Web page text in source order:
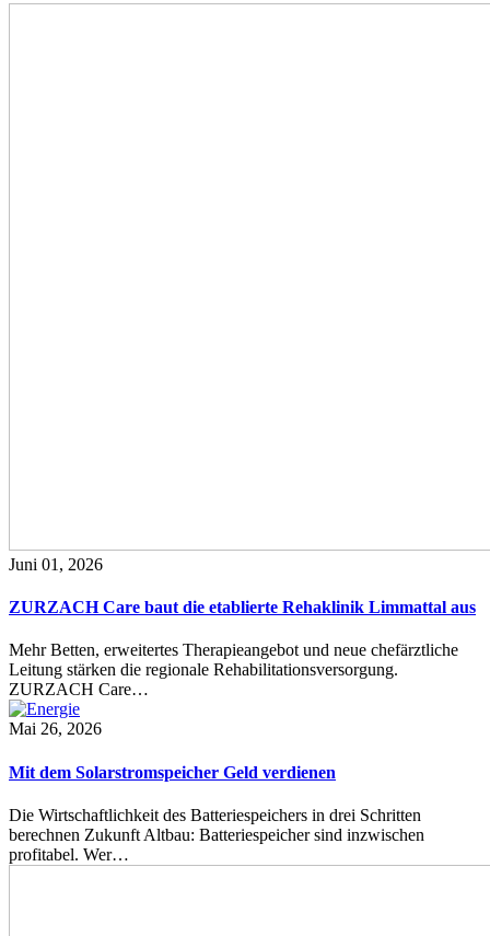
Juni 01, 2026
ZURZACH Care baut die etablierte Rehaklinik Limmattal aus
Mehr Betten, erweitertes Therapieangebot und neue chefärztliche
Leitung stärken die regionale Rehabilitationsversorgung.
ZURZACH Care…
Mai 26, 2026
Mit dem Solarstromspeicher Geld verdienen
Die Wirtschaftlichkeit des Batteriespeichers in drei Schritten
berechnen Zukunft Altbau: Batteriespeicher sind inzwischen
profitabel. Wer…